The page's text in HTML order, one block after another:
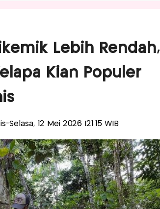
Lebih Rendah,
Kian Populer
Selasa, 12 Mei 2026 |21:15 WIB